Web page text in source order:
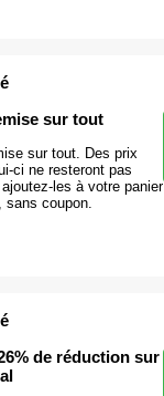
sur tout
sur tout. Des prix
ci ne resteront pas
les à votre panier
sans coupon.
de réduction sur